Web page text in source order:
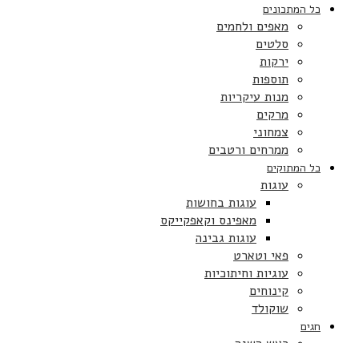
כל המתכונים
מאפים ולחמים
סלטים
ירקות
תוספות
מנות עיקריות
מרקים
צמחוני
ממרחים ורטבים
כל המתוקים
עוגות
עוגות בחושות
מאפינס וקאפקייקס
עוגות גבינה
פאי וטארט
עוגיות וחיתוכיות
קינוחים
שוקולד
חגים